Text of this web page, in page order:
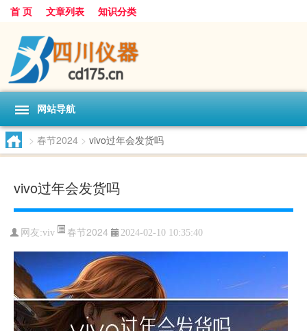
首 页 文章列表 知识分类
网站导航
> 春节2024 > vivo过年会发货吗
vivo过年会发货吗
网友:viv 春节2024 2024-02-10 10:35:40